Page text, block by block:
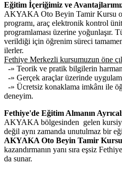
Eğitim İçeriğimiz ve
AKYAKA Oto Beyin Tamir Kursu
programı, araç elektronik kontrol
programlaması üzerine yoğunlaşır.
verildiği için öğrenim süreci
ilerler.
Fethiye Merkezli kursumuzun öne
-» Teorik ve pratik bilgilerin
-» Gerçek araçlar üzerinde
-» Ücretsiz konaklama imkânı ile
deneyim.
Fethiye'de Eğitim Almanın
AKYAKA bölgesinden gelen
değil aynı zamanda unutulmaz bir
AKYAKA Oto Beyin Tamir Kursu
kazandırmanın yanı sıra eşsiz
da sunar.